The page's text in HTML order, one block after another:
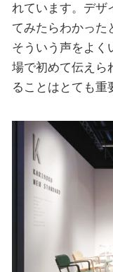
れています。デザ
てみたらわかった
そういう声をよく
場で初めて伝えら
ることはとても重